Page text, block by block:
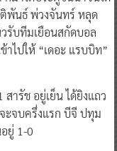
พันธ์ พ่วงจันทร์ หลุด
รับทีมเยือนสกัดบอล
ไปให้ “เดอะ แรบบิท”
ารัช อยู่เย็น ได้ยิงแถว
ะจบครึ่งแรก บีจี ปทุม
ยู่ 1-0